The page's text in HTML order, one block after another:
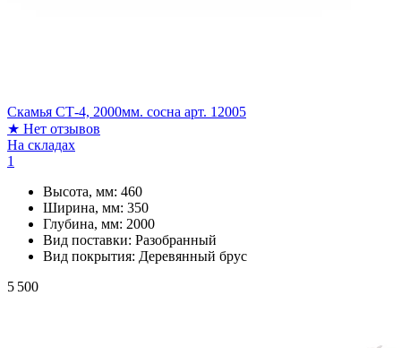
Скамья СТ-4, 2000мм. сосна арт. 12005
★ Нет отзывов
На складах
1
Высота, мм: 460
Ширина, мм: 350
Глубина, мм: 2000
Вид поставки: Разобранный
Вид покрытия: Деревянный брус
5 500